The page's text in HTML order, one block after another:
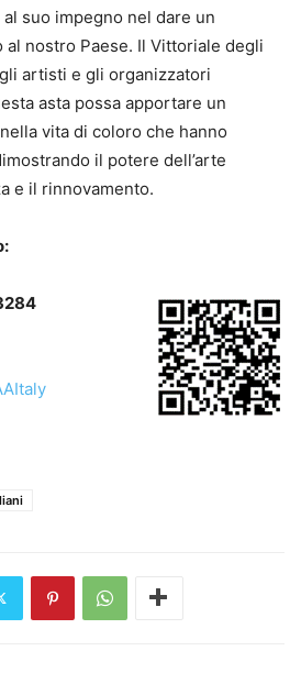
suo impegno nel dare un
nostro Paese. Il Vittoriale degli
artisti e gli organizzatori
asta possa apportare un
vita di coloro che hanno
il potere dell’arte
e il rinnovamento.